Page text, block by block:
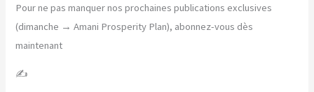
Pour ne pas manquer nos prochaines publications exclusives
(dimanche → Amani Prosperity Plan), abonnez-vous dès
maintenant
✍️